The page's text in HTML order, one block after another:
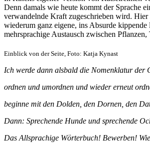
Denn damals wie heute kommt der Sprache
verwandelnde Kraft zugeschrieben wird. Hier
wiederum ganz eigene, ins Absurde
mehrsprachige Austausch zwischen
Einblick von der Seite, Foto: Katja Kynast
Ich werde dann alsbald die Nomenklatur der
ordnen und umordnen und wieder erneut
beginne mit den Dolden, den Dornen, den
Dann: Sprechende Hunde und sprechende
Das Allsprachige Wörterbuch! Bewerben!